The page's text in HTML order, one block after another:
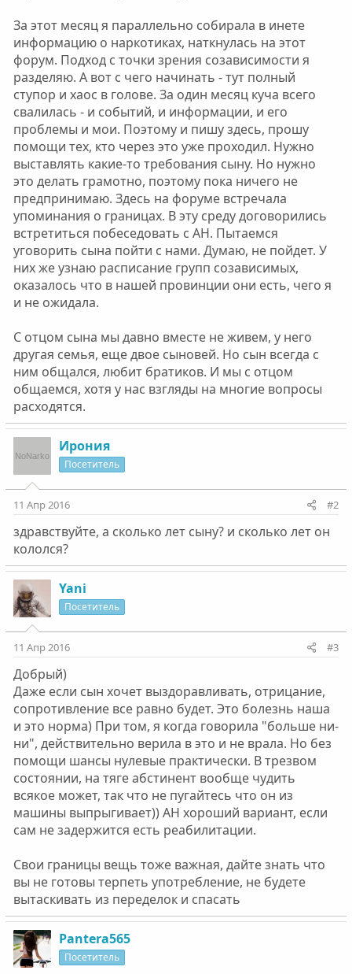
За этот месяц я параллельно собирала в инете
информацию о наркотиках, наткнулась на этот
форум. Подход с точки зрения созависимости я
разделяю. А вот с чего начинать - тут полный
ступор и хаос в голове. За один месяц куча всего
свалилась - и событий, и информации, и его
проблемы и мои. Поэтому и пишу здесь, прошу
помощи тех, кто через это уже проходил. Нужно
выставлять какие-то требования сыну. Но нужно
это делать грамотно, поэтому пока ничего не
предпринимаю. Здесь на форуме встречала
упоминания о границах. В эту среду договорились
встретиться побеседовать с АН. Пытаемся
уговорить сына пойти с нами. Думаю, не пойдет. У
них же узнаю расписание групп созависимых,
оказалось что в нашей провинции они есть, чего я
и не ожидала.
С отцом сына мы давно вместе не живем, у него
другая семья, еще двое сыновей. Но сын всегда с
ним общался, любит братиков. И мы с отцом
общаемся, хотя у нас взгляды на многие вопросы
расходятся.
Ирония
Посетитель
11 Апр 2016 #2
здравствуйте, а сколько лет сыну? и сколько лет он
кололся?
Yani
Посетитель
11 Апр 2016 #3
Добрый)
Даже если сын хочет выздоравливать, отрицание,
сопротивление все равно будет. Это болезнь наша
и это норма) При том, я когда говорила "больше ни-
ни", действительно верила в это и не врала. Но без
помощи шансы нулевые практически. В трезвом
состоянии, на тяге абстинент вообще чудить
всякое может, так что не пугайтесь что он из
машины выпрыгивает)) АН хороший вариант, если
сам не задержится есть реабилитации.
Свои границы вещь тоже важная, дайте знать что
вы не готовы терпеть употребление, не будете
вытаскивать из переделок и спасать
Pantera565
Посетитель